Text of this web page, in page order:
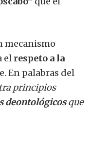
mecanismo
el respeto a la
En palabras del
principios
deontológicosque